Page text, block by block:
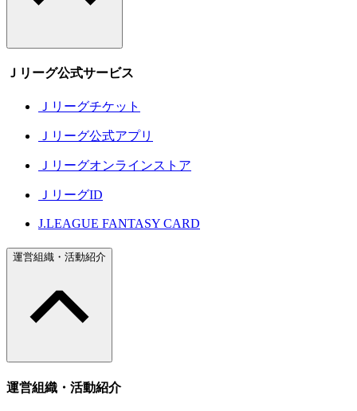
Ｊリーグ公式サービス
Ｊリーグチケット
Ｊリーグ公式アプリ
Ｊリーグオンラインストア
ＪリーグID
J.LEAGUE FANTASY CARD
運営組織・活動紹介
運営組織・活動紹介